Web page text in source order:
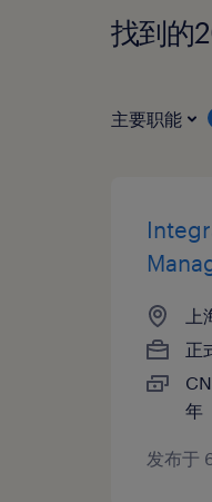
找到的
主要职能
正
年
发布于